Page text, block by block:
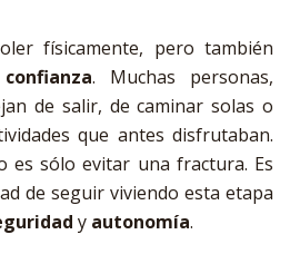
físicamente, pero también
confianza. Muchas personas,
de salir, de caminar solas o
que antes disfrutaban.
es sólo evitar una fractura. Es
de seguir viviendo esta etapa
y autonomía.